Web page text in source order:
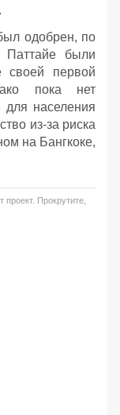
одобрен, по
Паттайе были
своей первой
пока нет
для населения
из-за риска
на Бангкоке,
Прокрутите,